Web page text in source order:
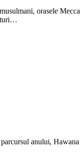
orasele
anului, Hawana